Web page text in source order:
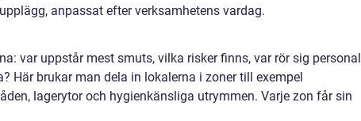
anpassat efter verksamhetens vardag.
var uppstår mest smuts, vilka risker finns, var rör sig personal
Här brukar man dela in lokalerna i zoner till exempel
lagerytor och hygienkänsliga utrymmen. Varje zon får sin